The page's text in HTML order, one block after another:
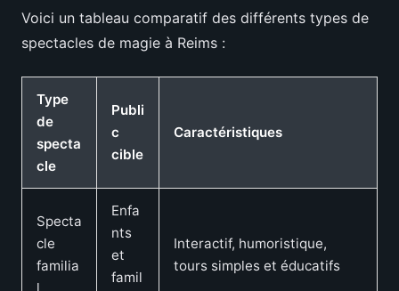
Voici un tableau comparatif des différents types de
spectacles de magie à Reims :
Type
de
specta
cle
Publi
c
cible
Caractéristiques
Specta
cle
familia
Enfa
nts
et
famil
Interactif, humoristique,
tours simples et éducatifs